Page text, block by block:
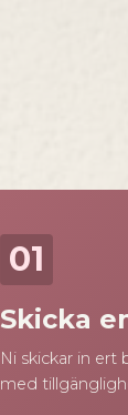
01
Skicka
Ni skickar in
med